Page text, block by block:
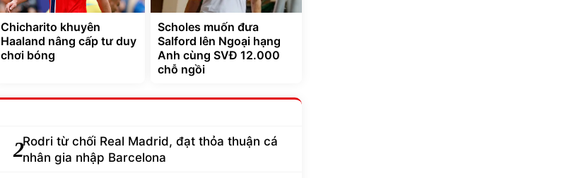
Chicharito khuyên
Haaland nâng cấp tư duy
chơi bóng
Scholes muốn đưa
Salford lên Ngoại hạng
Anh cùng SVĐ 12.000
chỗ ngồi
2Rodri từ chối Real Madrid, đạt thỏa thuận cá
nhân gia nhập Barcelona